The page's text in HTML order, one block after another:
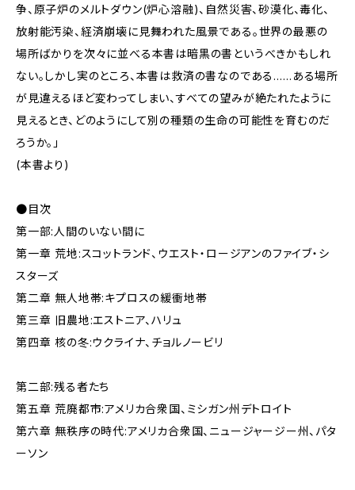
争、原子炉のメルトダウン(炉心溶融)、自然災害、砂漠化、毒化、
放射能汚染、経済崩壊に見舞われた風景である。世界の最悪の
場所ばかりを次々に並べる本書は暗黒の書というべきかもしれ
ない。しかし実のところ、本書は救済の書なのである……ある場所
が見違えるほど変わってしまい、すべての望みが絶たれたように
見えるとき、どのようにして別の種類の生命の可能性を育むのだ
ろうか。」
(本書より)
●目次
第一部:人間のいない間に
第一章 荒地:スコットランド、ウエスト・ロージアンのファイブ・シ
スターズ
第二章 無人地帯:キプロスの緩衝地帯
第三章 旧農地:エストニア、ハリュ
第四章 核の冬:ウクライナ、チョルノービリ
第二部:残る者たち
第五章 荒廃都市:アメリカ合衆国、ミシガン州デトロイト
第六章 無秩序の時代:アメリカ合衆国、ニュージャージー州、パタ
ーソン